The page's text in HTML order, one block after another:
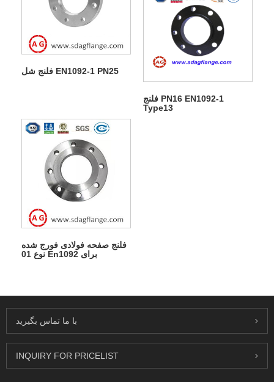
فلنج شل EN1092-1 PN25
فلنج PN16 EN1092-1
Type13
فلنج صفحه فولادی فورج شده
نوع 01 En1092 برای
با ما تماس بگیرید
INQUIRY FOR PRICELIST